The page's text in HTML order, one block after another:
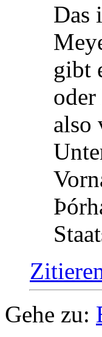
Das
gibt
also
Gehe zu: